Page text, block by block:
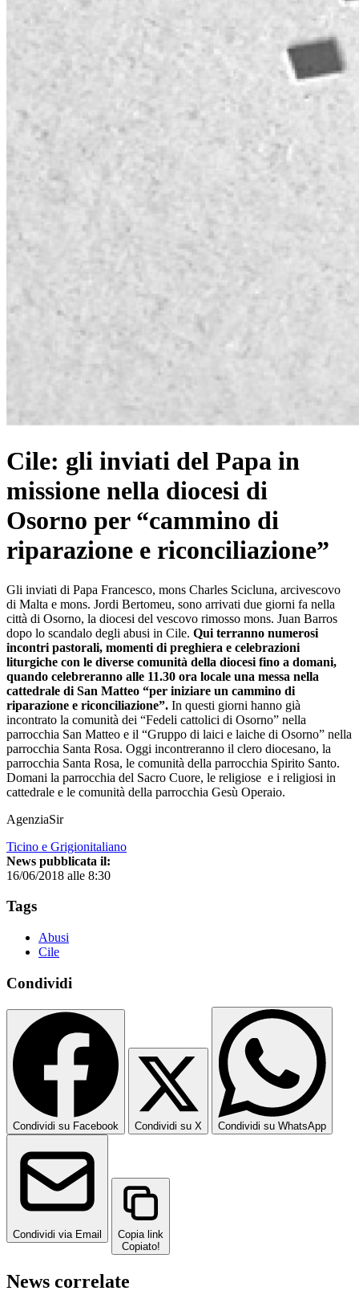
Cile: gli inviati del Papa in
missione nella diocesi di
Osorno per “cammino di
riparazione e riconciliazione”
Gli inviati di Papa Francesco, mons Charles Scicluna, arcivescovo
di Malta e mons. Jordi Bertomeu, sono arrivati due giorni fa nella
città di Osorno, la diocesi del vescovo rimosso mons. Juan Barros
dopo lo scandalo degli abusi in Cile. Qui terranno numerosi
incontri pastorali, momenti di preghiera e celebrazioni
liturgiche con le diverse comunità della diocesi fino a domani,
quando celebreranno alle 11.30 ora locale una messa nella
cattedrale di San Matteo “per iniziare un cammino di
riparazione e riconciliazione”. In questi giorni hanno già
incontrato la comunità dei “Fedeli cattolici di Osorno” nella
parrocchia San Matteo e il “Gruppo di laici e laiche di Osorno” nella
parrocchia Santa Rosa. Oggi incontreranno il clero diocesano, la
parrocchia Santa Rosa, le comunità della parrocchia Spirito Santo.
Domani la parrocchia del Sacro Cuore, le religiose e i religiosi in
cattedrale e le comunità della parrocchia Gesù Operaio.
AgenziaSir
Ticino e Grigionitaliano
News pubblicata il:
16/06/2018 alle 8:30
Tags
Abusi
Cile
Condividi
Condividi su Facebook Condividi su X Condividi su WhatsApp
Condividi via Email
Copia link
Copiato!
News correlate